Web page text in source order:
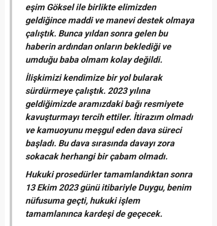
eşim Göksel ile birlikte elimizden
geldiğince maddi ve manevi destek olmaya
çalıştık. Bunca yıldan sonra gelen bu
haberin ardından onların beklediği ve
umduğu baba olmam kolay değildi.
İlişkimizi kendimize bir yol bularak
sürdürmeye çalıştık. 2023 yılına
geldiğimizde aramızdaki bağı resmiyete
kavuşturmayı tercih ettiler. İtirazım olmadı
ve kamuoyunu meşgul eden dava süreci
başladı. Bu dava sırasında davayı zora
sokacak herhangi bir çabam olmadı.
Hukuki prosedürler tamamlandıktan sonra
13 Ekim 2023 günü itibariyle Duygu, benim
nüfusuma geçti, hukuki işlem
tamamlanınca kardeşi de geçecek.